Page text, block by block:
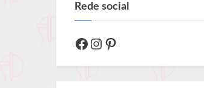
Rede social
Facebook
Instagram
Pinterest